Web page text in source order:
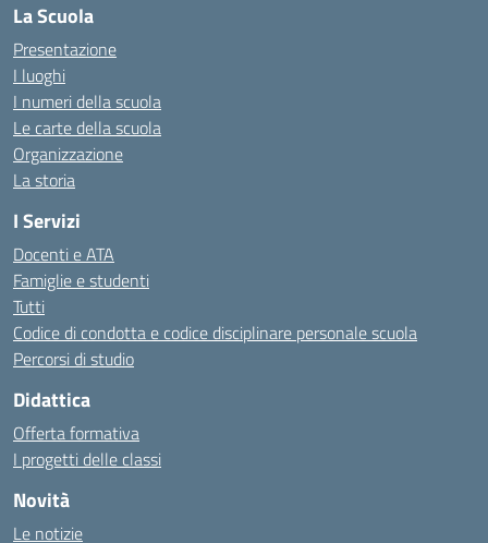
La Scuola
Presentazione
I luoghi
I numeri della scuola
Le carte della scuola
Organizzazione
La storia
I Servizi
Docenti e ATA
Famiglie e studenti
Tutti
Codice di condotta e codice disciplinare personale scuola
Percorsi di studio
Didattica
Offerta formativa
I progetti delle classi
Novità
Le notizie